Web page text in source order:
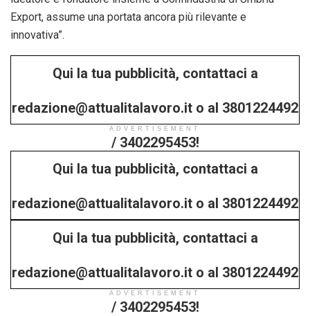
Export, assume una portata ancora più rilevante e
innovativa”.
Qui la tua pubblicità, contattaci a
redazione@attualitalavoro.it o al 3801224492
/ 3402295453!
ADVERTISEMENT
Qui la tua pubblicità, contattaci a
redazione@attualitalavoro.it o al 3801224492
/ 3402295453!
Qui la tua pubblicità, contattaci a
redazione@attualitalavoro.it o al 3801224492
/ 3402295453!
ADVERTISEMENT